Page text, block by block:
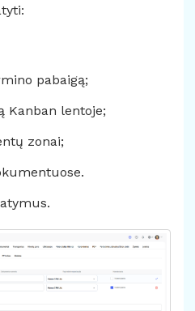
pabaigą;
Kanban lentoje;
zonai;